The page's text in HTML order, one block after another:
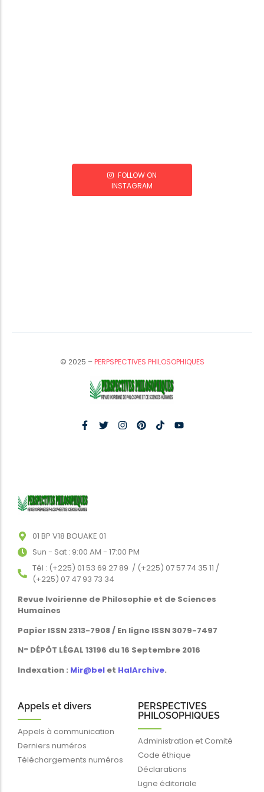
FOLLOW ON
INSTAGRAM
© 2025 –PERPSPECTIVES PHILOSOPHIQUES
01 BP V18 BOUAKE 01
Sun - Sat : 9:00 AM - 17:00 PM
Tél : (+225) 01 53 69 27 89 / (+225) 07 57 74 35 11 /
(+225) 07 47 93 73 34
Revue Ivoirienne de Philosophie et de Sciences
Humaines
Papier ISSN 2313-7908 / En ligne ISSN 3079-7497
N° DÉPÔT LÉGAL 13196 du 16 Septembre 2016
Indexation : Mir@bel et HalArchive.
Appels et divers
Appels à communication
Derniers numéros
Téléchargements numéros
PERSPECTIVES
PHILOSOPHIQUES
Administration et Comité
Code éthique
Déclarations
Ligne éditoriale